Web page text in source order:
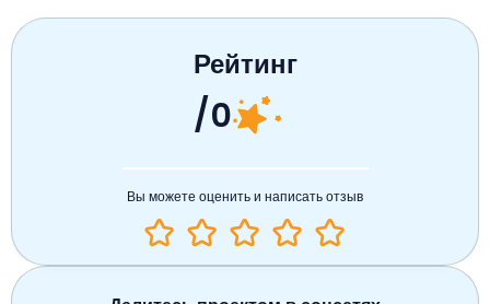
Рейтинг
/0
Вы можете оценить и написать отзыв